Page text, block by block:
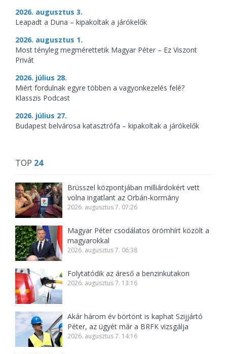
2026. augusztus 3.
Leapadt a Duna – kipakoltak a járókelők
2026. augusztus 1.
Most tényleg megmérettetik Magyar Péter – Ez Viszont
Privát
2026. július 28.
Miért fordulnak egyre többen a vagyonkezelés felé?
Klasszis Podcast
2026. július 27.
Budapest belvárosa katasztrófa – kipakoltak a járókelők
TOP 24
Brüsszel központjában milliárdokért vett
volna ingatlant az Orbán-kormány
2026. augusztus 7. 07:26
Magyar Péter csodálatos örömhírt közölt a
magyarokkal
2026. augusztus 7. 06:38
Folytatódik az áreső a benzinkutakon
2026. augusztus 7. 13:16
Akár három év börtönt is kaphat Szijjártó
Péter, az ügyét már a BRFK vizsgálja
2026. augusztus 7. 14:16